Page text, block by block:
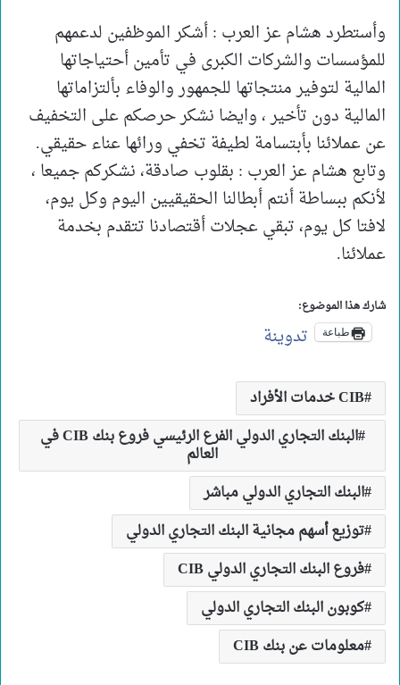
وأستطرد هشام عز العرب : أشكر الموظفين لدعمهم
للمؤسسات والشركات الكبرى في تأمين أحتياجاتها
المالية لتوفير منتجاتها للجمهور والوفاء بألتزاماتها
المالية دون تأخير ، وايضا نشكر حرصكم على التخفيف
عن عملائنا بأبتسامة لطيفة تخفي ورائها عناء حقيقي.
وتابع هشام عز العرب : بقلوب صادقة، نشكركم جميعا ،
لأنكم ببساطة أنتم أبطالنا الحقيقيين اليوم وكل يوم،
لافتا كل يوم، تبقي عجلات أقتصادنا تتقدم بخدمة
عملائنا.
شارك هذا الموضوع:
طباعة تدوينة
CIB خدمات الأفراد
البنك التجاري الدولي الفرع الرئيسي فروع بنك CIB في
العالم
البنك التجاري الدولي مباشر
توزيع أسهم مجانية البنك التجاري الدولي
فروع البنك التجاري الدولي CIB
كوبون البنك التجاري الدولي
معلومات عن بنك CIB